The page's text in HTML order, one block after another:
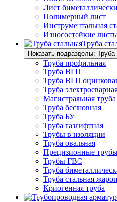
Лист
Полимерный лист
Инструментальная
Износостойкие
Труба
Показать подразделы: Труба
Труба профильная
Труба ВГП
Труба ВГП
Труба электросварная
Магистральная труба
Труба бесшовная
Труба БУ
Труба газлифтная
Трубы в изоляции
Труба овальная
Прецизионные трубы
Трубы ГВС
Труба
Труба стальная
Криогенная труба